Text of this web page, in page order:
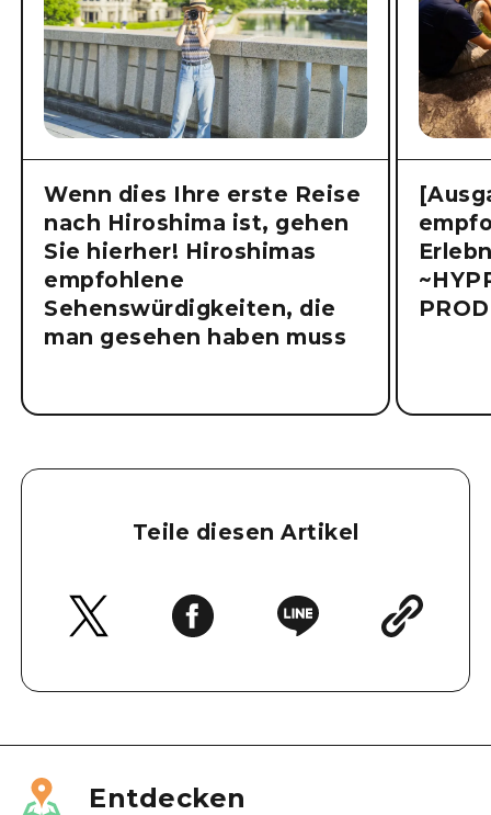
Wenn dies Ihre erste Reise
nach Hiroshima ist, gehen
Sie hierher! Hiroshimas
empfohlene
Sehenswürdigkeiten, die
man gesehen haben muss
Teile diesen Artikel
Entdecken